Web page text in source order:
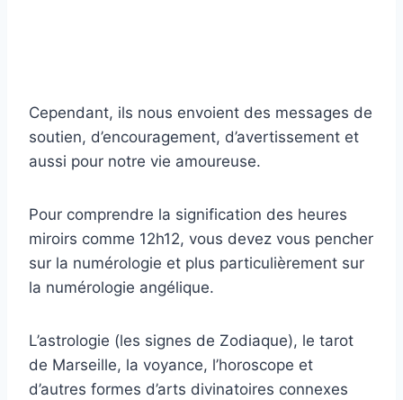
Cependant, ils nous envoient des messages de
soutien, d’encouragement, d’avertissement et
aussi pour notre vie amoureuse.
Pour comprendre la signification des heures
miroirs comme 12h12, vous devez vous pencher
sur la numérologie et plus particulièrement sur
la numérologie angélique.
L’astrologie (les signes de Zodiaque), le tarot
de Marseille, la voyance, l’horoscope et
d’autres formes d’arts divinatoires connexes